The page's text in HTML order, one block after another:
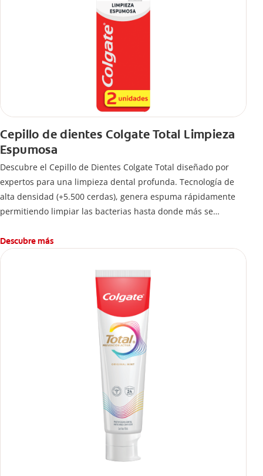
Cepillo de dientes Colgate Total Limpieza
Espumosa
Descubre el Cepillo de Dientes Colgate Total diseñado por
expertos para una limpieza dental profunda. Tecnología de
alta densidad (+5.500 cerdas), genera espuma rápidamente
permitiendo limpiar las bacterias hasta donde más se
Descubre más